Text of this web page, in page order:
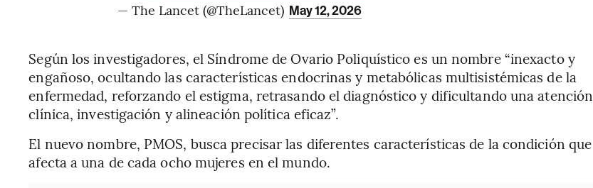
— The Lancet (@TheLancet) May 12, 2026
Según los investigadores, el Síndrome de Ovario Poliquístico es un nombre “inexacto y
engañoso, ocultando las características endocrinas y metabólicas multisistémicas de la
enfermedad, reforzando el estigma, retrasando el diagnóstico y dificultando una atención
clínica, investigación y alineación política eficaz”.
El nuevo nombre, PMOS, busca precisar las diferentes características de la condición que
afecta a una de cada ocho mujeres en el mundo.